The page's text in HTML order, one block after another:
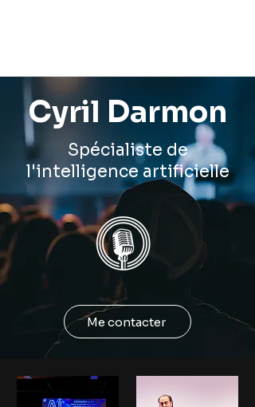
Cyril Darmon
Spécialiste de
l'intelligence artificielle
Me contacter